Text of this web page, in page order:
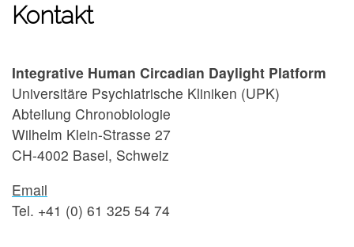
Kontakt
Integrative Human Circadian Daylight Platform
Universitäre Psychiatrische Kliniken (UPK)
Abteilung Chronobiologie
Wilhelm Klein-Strasse 27
CH-4002 Basel, Schweiz
Email
Tel. +41 (0) 61 325 54 74